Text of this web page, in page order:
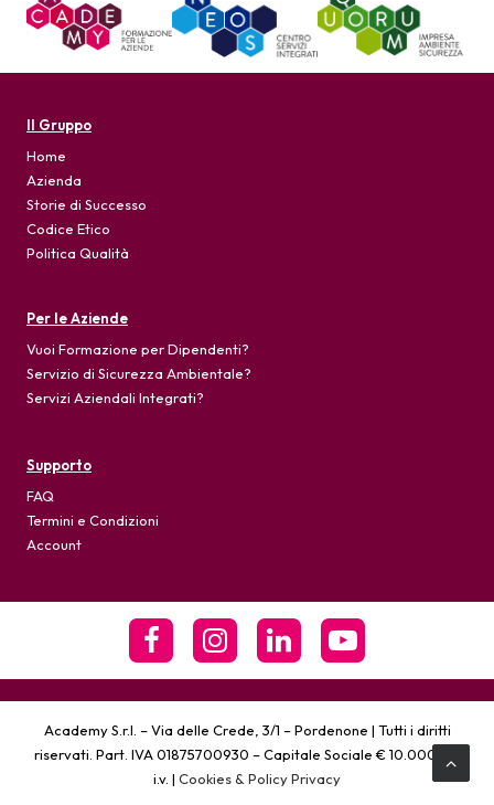
Il Gruppo
Home
Azienda
Storie di Successo
Codice Etico
Politica Qualità
Per le Aziende
Vuoi Formazione per Dipendenti?
Servizio di Sicurezza Ambientale?
Servizi Aziendali Integrati?
Supporto
FAQ
Termini e Condizioni
Account
Academy S.r.l. – Via delle Crede, 3/1 – Pordenone | Tutti i diritti
riservati. Part. IVA 01875700930 – Capitale Sociale € 10.000,00
i.v. | Cookies & Policy Privacy